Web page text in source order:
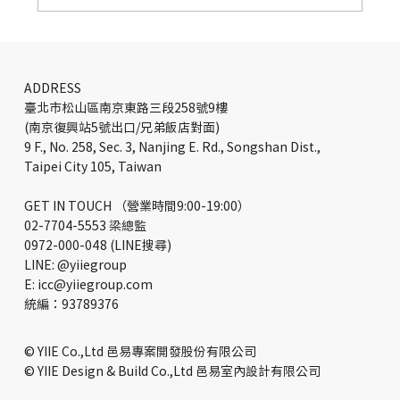
打造百萬人村莊
ADDRESS
臺北市松山區南京東路三段258號9樓
(南京復興站5號出口/兄弟飯店對面)
9 F., No. 258, Sec. 3, Nanjing E. Rd., Songshan Dist.,
Taipei City 105, Taiwan
GET IN TOUCH （營業時間9:00-19:00）
02-7704-5553 梁總監
0972-000-048 (LINE搜尋)
LINE: @yiiegroup
E: icc@yiiegroup.com
​統編：93789376
© YIIE Co.,Ltd 邑易專案開發股份有限公司
© YIIE Design & Build Co.,Ltd 邑易室內設計有限公司